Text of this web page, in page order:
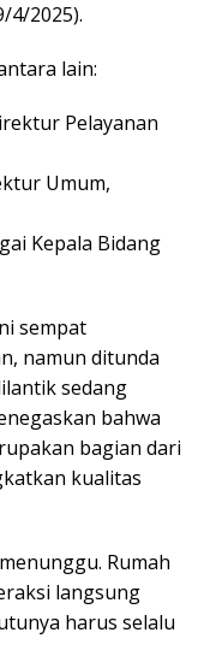
4/2025).
lain:
Pelayanan
Umum,
Kepala Bidang
sempat
namun ditunda
sedang
bahwa
bagian dari
kualitas
Rumah
langsung
harus selalu